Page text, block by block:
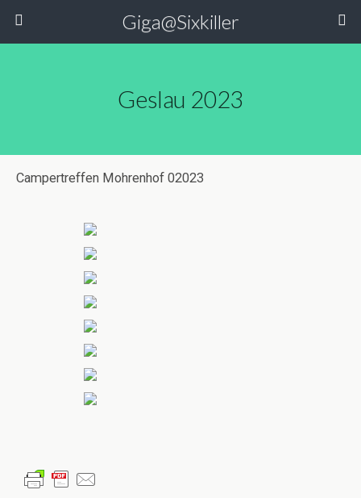
Giga@Sixkiller
Geslau 2023
Campertreffen Mohrenhof 02023